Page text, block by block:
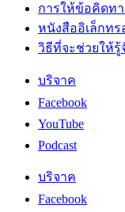
การให้ข้อคิดท
หนังสืออิเล็กท
วิธีที่จะช่วยให้รู้
บริจาค
Facebook
YouTube
Podcast
บริจาค
Facebook